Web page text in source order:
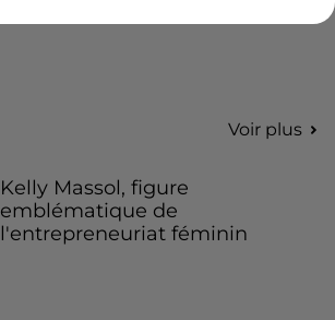
Voir plus
Kelly Massol, figure
emblématique de
l'entrepreneuriat féminin